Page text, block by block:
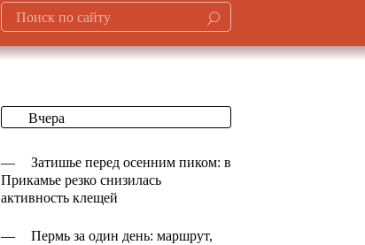
Вчера
—
Затишье перед осенним пиком: в
Прикамье резко снизилась
активность клещей
—
Пермь за один день: маршрут,